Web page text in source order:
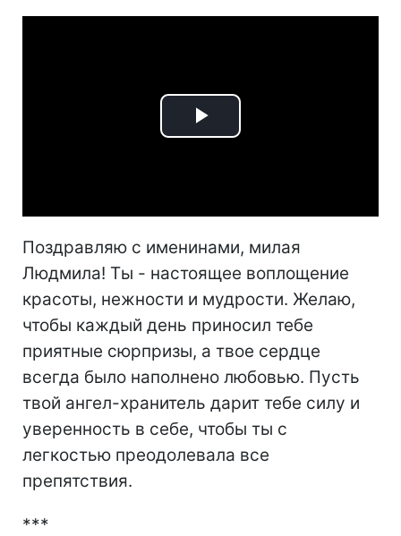
Play
Поздравляю с именинами, милая
Людмила! Ты - настоящее воплощение
красоты, нежности и мудрости. Желаю,
чтобы каждый день приносил тебе
приятные сюрпризы, а твое сердце
всегда было наполнено любовью. Пусть
твой ангел-хранитель дарит тебе силу и
уверенность в себе, чтобы ты с
легкостью преодолевала все
препятствия.
***